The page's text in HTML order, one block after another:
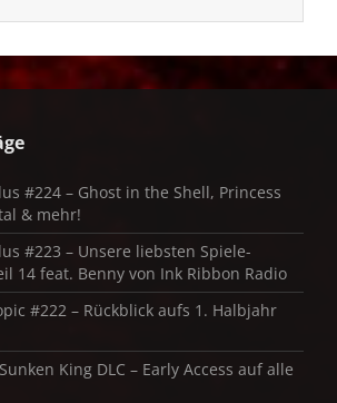
#224 – Ghost in the Shell, Princess
& mehr!
#223 – Unsere liebsten Spiele-
14 feat. Benny von Ink Ribbon Radio
#222 – Rückblick aufs 1. Halbjahr
King DLC – Early Access auf alle